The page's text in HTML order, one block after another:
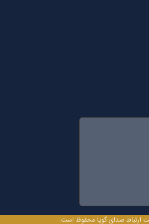
ارتباط صدای گویا محفوظ است.